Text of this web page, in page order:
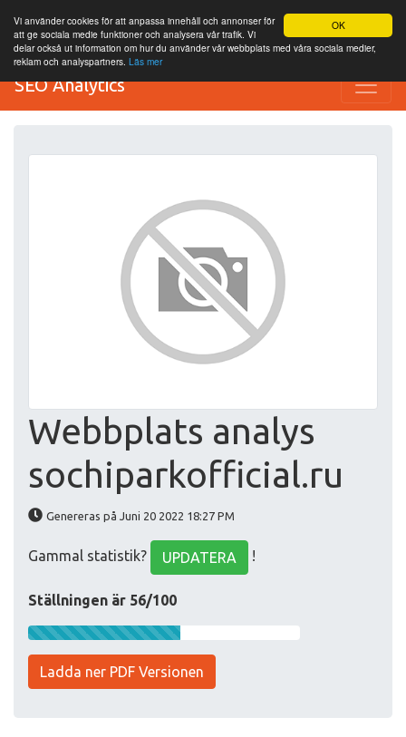
OK
Vi använder cookies för att anpassa innehåll och annonser för
att ge sociala medie funktioner och analysera vår trafik. Vi
delar också ut information om hur du använder vår webbplats med våra sociala medier,
reklam och analyspartners. Läs mer
SEO Analytics
Webbplats analys
sochiparkofficial.ru
Genereras på Juni 20 2022 18:27 PM
Gammal statistik? UPDATERA !
Ställningen är 56/100
Ladda ner PDF Versionen